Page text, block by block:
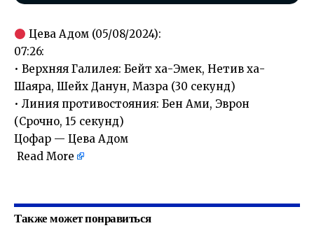
Цева Адом (05/08/2024):
07:26:
• Верхняя Галилея: Бейт ха-Эмек, Нетив ха-
Шаяра, Шейх Данун, Мазра (30 секунд)
• Линия противостояния: Бен Ами, Эврон
(Срочно, 15 секунд)
Цофар — Цева Адом
Read More
Также может понравиться